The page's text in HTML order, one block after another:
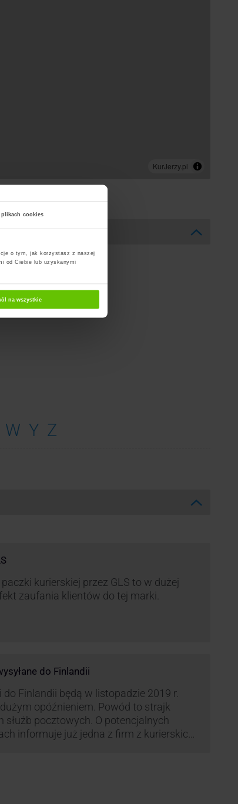
plikach cookies
o tym, jak korzystasz z naszej
od Ciebie lub uzyskanymi
na wszystkie
W Y Z
paczki kurierskiej przez GLS to w dużej
zaufania klientów do tej marki.
do Finlandii
do Finlandii będą w listopadzie 2019 r.
opóźnieniem. Powód to strajk
służb pocztowych. O potencjalnych
informuje już jedna z firm z kurierskich